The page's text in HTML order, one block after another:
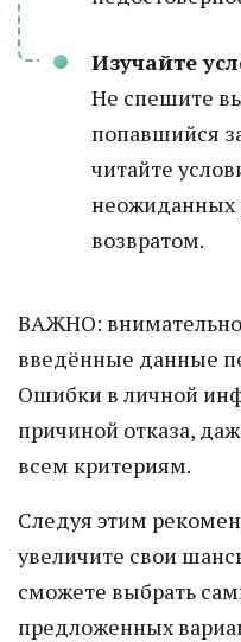
Изучайте
Не спешите
попавшийся
читайте
неожиданных
возвратом.
ВАЖНО: внимательно
введённые данные
Ошибки в личной
причиной отказа,
всем критериям.
Следуя этим
увеличите свои
сможете выбрать
предложенных